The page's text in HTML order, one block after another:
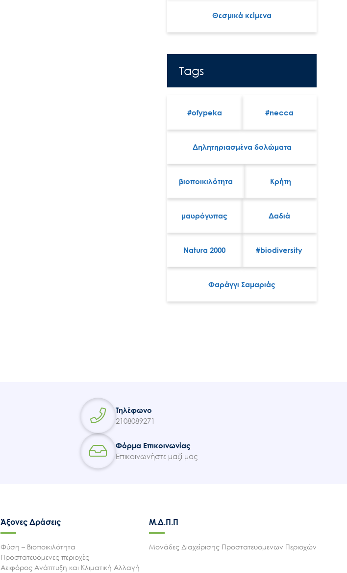
Θεσμικά κείμενα
Tags
#ofypeka #necca
Δηλητηριασμένα δολώματα
βιοποικιλότητα Κρήτη
μαυρόγυπας Δαδιά
Natura 2000 #biodiversity
Φαράγγι Σαμαριάς
Τηλέφωνο
2108089271
Φόρμα Επικοινωνίας
Επικοινωνήστε μαζί μας
Άξονες Δράσεις
Φύση – Βιοποικιλότητα
Προστατευόμενες περιοχές
Αειφόρος Ανάπτυξη και Κλιματική Αλλαγή
Μ.Δ.Π.Π
Μονάδες Διαχείρισης Προστατευόμενων Περιοχών